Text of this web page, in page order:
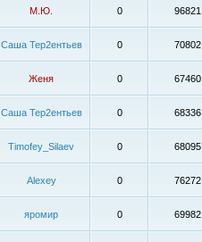
М.Ю. 0 96821
Саша Тер2ентьев 0 70802
Женя 0 67460
Саша Тер2ентьев 0 68336
Timofey_Silaev 0 68095
Alexey 0 76272
яромир 0 69982